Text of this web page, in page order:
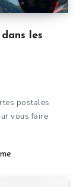
les
postales
vous faire